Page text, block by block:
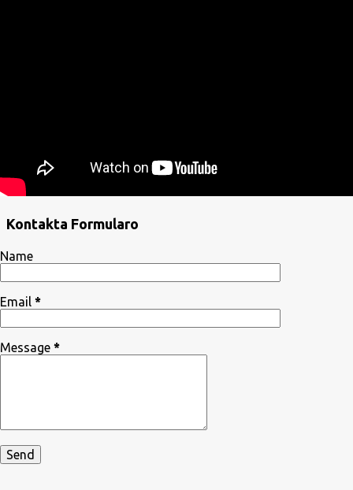
Kontakta Formularo
Name
Email *
Message *